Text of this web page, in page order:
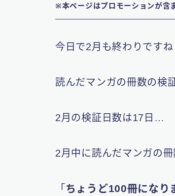
※本ページはプロモーションが含
今日で2月も終わりですね
読んだマンガの冊数の検
2月の検証日数は17日…
2月中に読んだマンガの
「 ちょうど100冊になり